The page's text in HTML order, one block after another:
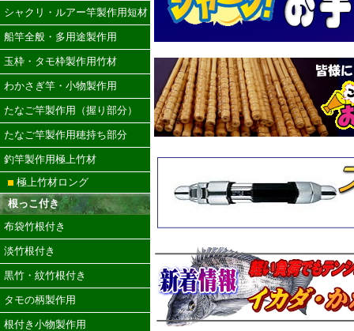
シャクリ・ルアー竿製作用短材
船竿全般・多用途製作用
玉枠・タモ枠製作用竹材
わかさぎ竿・小物製作用
たなご竿製作用（握り部分）
たなご竿製作用穂持ち部分
釣竿製作用極上竹材
極上竹材ロング
根っこ付き
布袋竹根付き
淡竹根付き
黒竹・紋竹根付き
タモの柄製作用
根付き小物製作用